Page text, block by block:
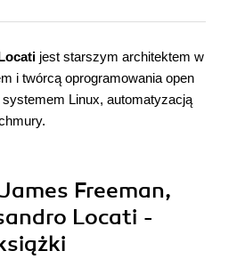
jest starszym architektem w
i twórcą oprogramowania open
Linux, automatyzacją
Freeman,
Locati -